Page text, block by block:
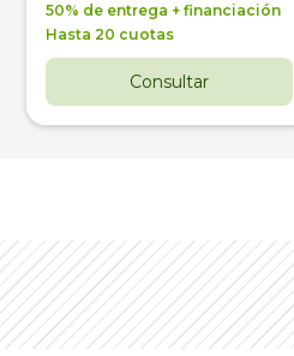
50% de entrega + financiación
Hasta 20 cuotas
Consultar